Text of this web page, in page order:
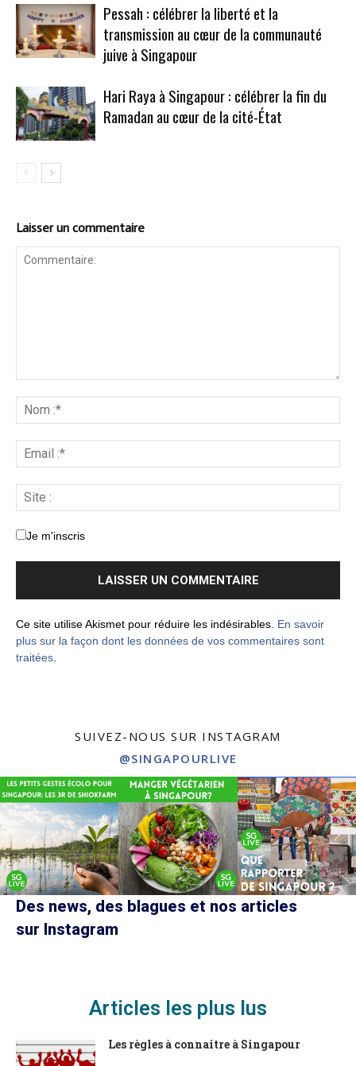
Pessah : célébrer la liberté et la
transmission au cœur de la communauté
juive à Singapour
Hari Raya à Singapour : célébrer la fin du
Ramadan au cœur de la cité-État
Laisser un commentaire
Je m'inscris
Ce site utilise Akismet pour réduire les indésirables. En savoir
plus sur la façon dont les données de vos commentaires sont
traitées
SUIVEZ-NOUS SUR INSTAGRAM
@SINGAPOURLIVE
Des news, des blagues et nos articles
sur Instagram
Articles les plus lus
Les règles à connaitre à Singapour